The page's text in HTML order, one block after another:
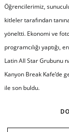
Öğrencilerimiz,
kitleler tarafından
yöneltti. Ekonomi ve
programcılığı yaptığı,
Latin All Star Grubunu
Kanyon Break Kafe’de
ile son buldu.